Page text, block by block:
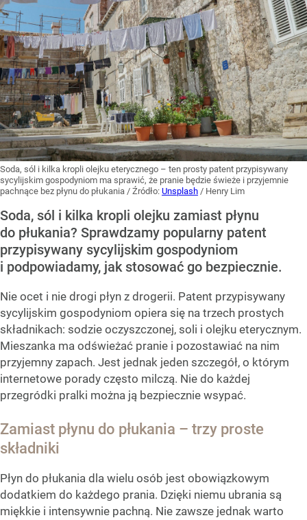
Soda, sól i kilka kropli olejku eterycznego – ten prosty patent przypisywany
sycylijskim gospodyniom ma sprawić, że pranie będzie świeże i przyjemnie
pachnące bez płynu do płukania / Źródło: Unsplash / Henry Lim
Soda, sól i kilka kropli olejku zamiast płynu
do płukania? Sprawdzamy popularny patent
przypisywany sycylijskim gospodyniom
i podpowiadamy, jak stosować go bezpiecznie.
Nie ocet i nie drogi płyn z drogerii. Patent przypisywany
sycylijskim gospodyniom opiera się na trzech prostych
składnikach: sodzie oczyszczonej, soli i olejku eterycznym.
Mieszanka ma odświeżać pranie i pozostawiać na nim
przyjemny zapach. Jest jednak jeden szczegół, o którym
internetowe porady często milczą. Nie do każdej
przegródki pralki można ją bezpiecznie wsypać.
Zamiast płynu do płukania – trzy proste
składniki
Płyn do płukania dla wielu osób jest obowiązkowym
dodatkiem do każdego prania. Dzięki niemu ubrania są
miękkie i intensywnie pachną. Nie zawsze jednak warto